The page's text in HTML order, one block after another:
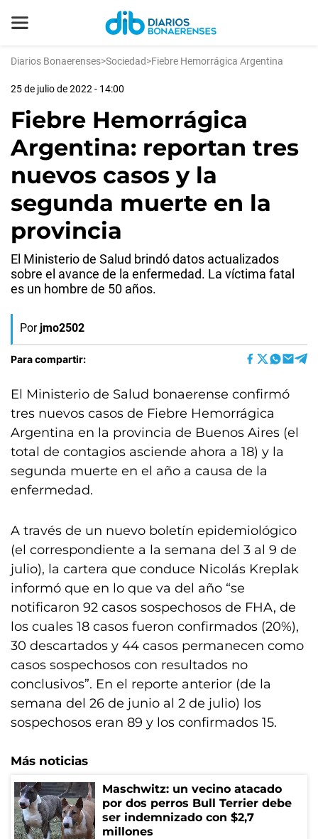
Diarios Bonaerenses>Sociedad>Fiebre Hemorrágica Argentina
25 de julio de 2022 - 14:00
Fiebre Hemorrágica
Argentina: reportan tres
nuevos casos y la
segunda muerte en la
provincia
El Ministerio de Salud brindó datos actualizados
sobre el avance de la enfermedad. La víctima fatal
es un hombre de 50 años.
Por jmo2502
Para compartir:
El Ministerio de Salud bonaerense confirmó
tres nuevos casos de Fiebre Hemorrágica
Argentina en la provincia de Buenos Aires (el
total de contagios asciende ahora a 18) y la
segunda muerte en el año a causa de la
enfermedad.
A través de un nuevo boletín epidemiológico
(el correspondiente a la semana del 3 al 9 de
julio), la cartera que conduce Nicolás Kreplak
informó que en lo que va del año “se
notificaron 92 casos sospechosos de FHA, de
los cuales 18 casos fueron confirmados (20%),
30 descartados y 44 casos permanecen como
casos sospechosos con resultados no
conclusivos”. En el reporte anterior (de la
semana del 26 de junio al 2 de julio) los
sospechosos eran 89 y los confirmados 15.
Más noticias
Maschwitz: un vecino atacado
por dos perros Bull Terrier debe
ser indemnizado con $2,7
millones